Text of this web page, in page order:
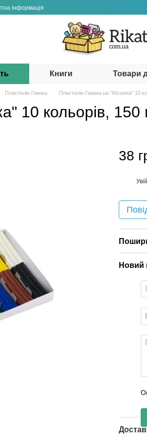
інформація
Книги Товари
Пластилін Гамма Пластилін Гамма.ua "Мозаїка" 10
10 кольорів, 150
38
Новий